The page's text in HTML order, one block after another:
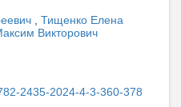
Тищенко Елена
Викторович
2435-2024-4-3-360-378